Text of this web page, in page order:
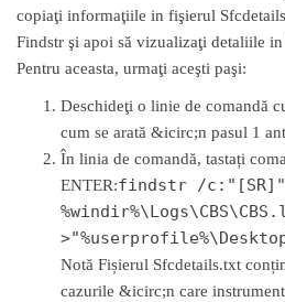
copiaţi informaţiile in fişierul
Findstr şi apoi să vizualizaţi detaliile
Pentru aceasta, urmaţi aceşti paşi:
Deschideţi o linie de comandă
cum se arată &icirc;n pasul 1
În linia de comandă, tastați
ENTER:findstr /c:"[SR]"
Notă Fișierul Sfcdetails.txt
cazurile &icirc;n care